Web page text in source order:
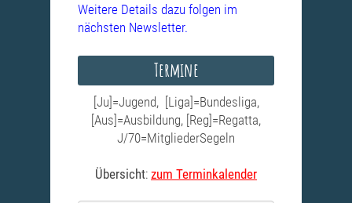
Weitere Details dazu folgen im
nächsten Newsletter.
Termine
[Ju]=Jugend, [Liga]=Bundesliga,
[Aus]=Ausbildung, [Reg]=Regatta,
J/70=MitgliederSegeln
Übersicht: zum Terminkalender